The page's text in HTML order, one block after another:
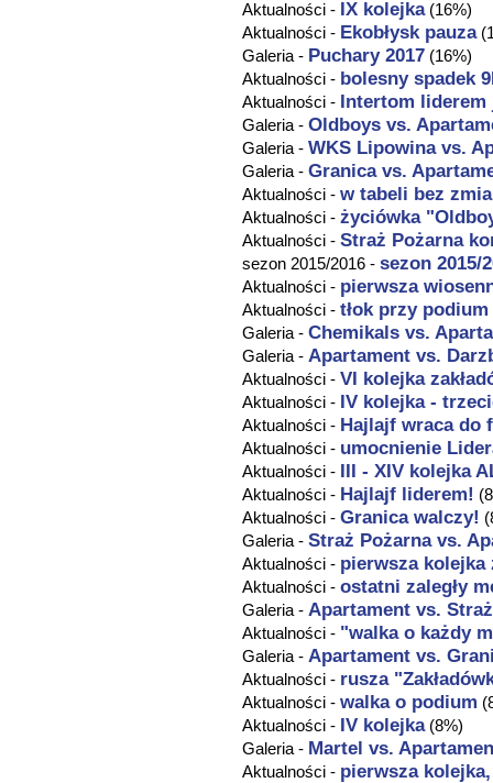
Aktualności - IX kolejka(16%)
Aktualności - Ekobłysk pauza
Galeria - Puchary 2017 (16%)
Aktualności - bolesny spadek
Aktualności - Intertom liderem
Galeria - Oldboys vs.
Galeria - WKS Lipowina vs.
Galeria - Granica vs.
Aktualności - w tabeli bez
Aktualności - życiówka
Aktualności - Straż Pożarna
sezon 2015/2016 - sezon 2015/
Aktualności - pierwsza
Aktualności - tłok przy podium
Galeria - Chemikals vs.
Galeria - Apartament vs.
Aktualności - VI kolejka
Aktualności - IV kolejka -
Aktualności - Hajlajf wraca do
Aktualności - umocnienie
Aktualności - III - XIV kolejka
Aktualności - Hajlajf liderem!
Aktualności - Granica walczy!
Galeria - Straż Pożarna vs.
Aktualności - pierwsza
Aktualności - ostatni zaległy
Galeria - Apartament vs.
Aktualności - "walka o każdy
Galeria - Apartament vs.
Aktualności - rusza
Aktualności - walka o podium
Aktualności - IV kolejka(8%)
Galeria - Martel vs.
Aktualności - pierwsza